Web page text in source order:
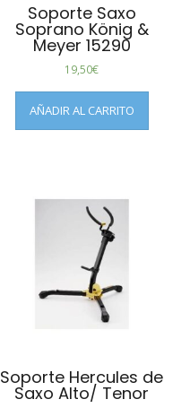
Soporte Saxo
Soprano König &
Meyer 15290
19,50€
AÑADIR AL CARRITO
Soporte Hercules de
Saxo Alto/ Tenor